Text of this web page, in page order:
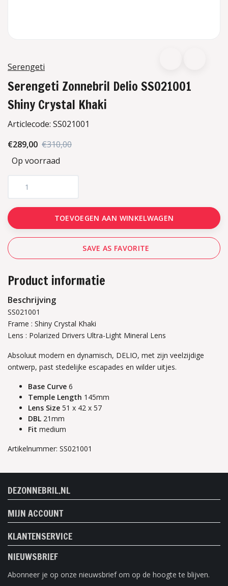
Serengeti
Serengeti Zonnebril Delio SS021001
Shiny Crystal Khaki
Articlecode: SS021001
€289,00 €310,00
Op voorraad
TOEVOEGEN AAN WINKELWAGEN
SAVE AS FAVORITE
Product informatie
Beschrijving
SS021001
Frame : Shiny Crystal Khaki
Lens : Polarized Drivers Ultra-Light Mineral Lens
Absoluut modern en dynamisch, DELIO, met zijn veelzijdige
ontwerp, past stedelijke escapades en wilder uitjes.
Base Curve 6
Temple Length 145mm
Lens Size 51 x 42 x 57
DBL 21mm
Fit medium
Artikelnummer: SS021001
DEZONNEBRIL.NL
MIJN ACCOUNT
KLANTENSERVICE
NIEUWSBRIEF
Abonneer je op onze nieuwsbrief om op de hoogte te blijven.